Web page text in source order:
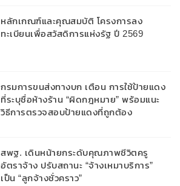
หลักเกณฑ์และคุณสมบัติ โครงการลง
ทะเบียนเพื่อสวัสดิการแห่งรัฐ ปี 2569
กรมการขนส่งทางบก เตือน การใช้ป้ายแดง
ที่ระบุชื่อห้างร้าน “ผิดกฎหมาย” พร้อมแนะ
วิธีการตรวจสอบป้ายแดงที่ถูกต้อง
สพฐ. เดินหน้ายกระดับคุณภาพชีวิตครู
อัตราจ้าง ปรับสถานะ “จ้างเหมาบริการ”
เป็น “ลูกจ้างชั่วคราว”